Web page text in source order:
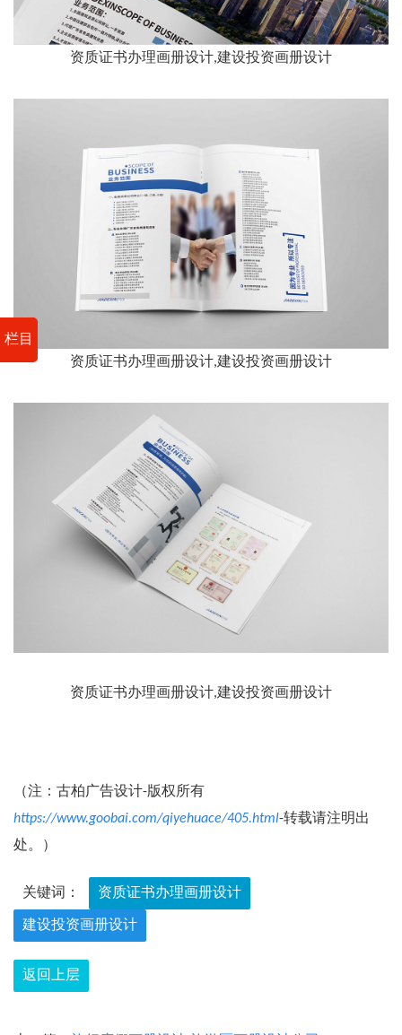
栏目
资质证书办理画册设计,建设投资画册设计
资质证书办理画册设计,建设投资画册设计
资质证书办理画册设计,建设投资画册设计
（注：古柏广告设计-版权所有
https://www.goobai.com/qiyehuace/405.html-转载请注明出
处。）
关键词： 资质证书办理画册设计
建设投资画册设计
返回上层